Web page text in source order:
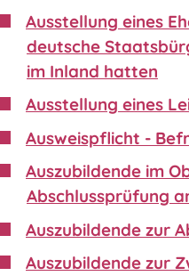
Ausstellung eines
deutsche
im Inland hatten
Ausstellung eines
Ausweispflicht -
Auszubildende im
Abschlussprüfung
Auszubildende zur
Auszubildende zur